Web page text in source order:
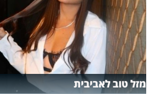
מזל טוב לאביבית